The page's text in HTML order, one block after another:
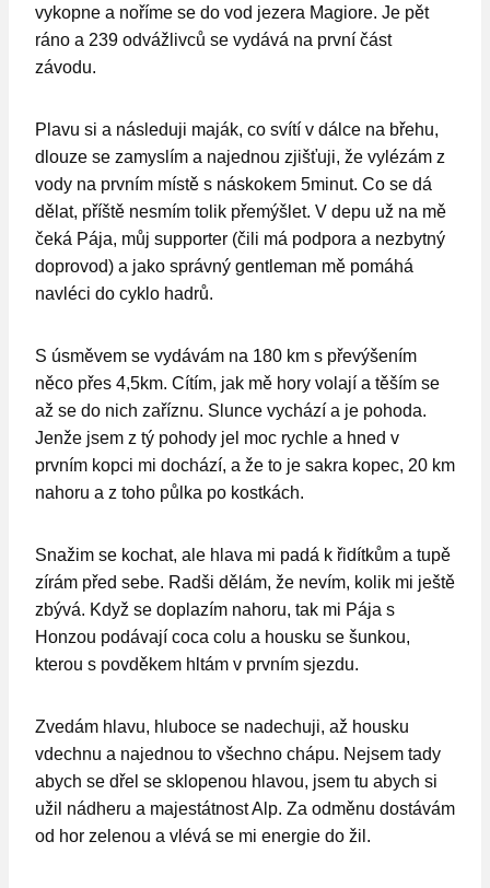
vykopne a noříme se do vod jezera Magiore. Je pět
ráno a 239 odvážlivců se vydává na první část
závodu.
Plavu si a následuji maják, co svítí v dálce na břehu,
dlouze se zamyslím a najednou zjišťuji, že vylézám z
vody na prvním místě s náskokem 5minut. Co se dá
dělat, příště nesmím tolik přemýšlet. V depu už na mě
čeká Pája, můj supporter (čili má podpora a nezbytný
doprovod) a jako správný gentleman mě pomáhá
navléci do cyklo hadrů.
S úsměvem se vydávám na 180 km s převýšením
něco přes 4,5km. Cítím, jak mě hory volají a těším se
až se do nich zaříznu. Slunce vychází a je pohoda.
Jenže jsem z tý pohody jel moc rychle a hned v
prvním kopci mi dochází, a že to je sakra kopec, 20 km
nahoru a z toho půlka po kostkách.
Snažim se kochat, ale hlava mi padá k řidítkům a tupě
zírám před sebe. Radši dělám, že nevím, kolik mi ještě
zbývá. Když se doplazím nahoru, tak mi Pája s
Honzou podávají coca colu a housku se šunkou,
kterou s povděkem hltám v prvním sjezdu.
Zvedám hlavu, hluboce se nadechuji, až housku
vdechnu a najednou to všechno chápu. Nejsem tady
abych se dřel se sklopenou hlavou, jsem tu abych si
užil nádheru a majestátnost Alp. Za odměnu dostávám
od hor zelenou a vlévá se mi energie do žil.